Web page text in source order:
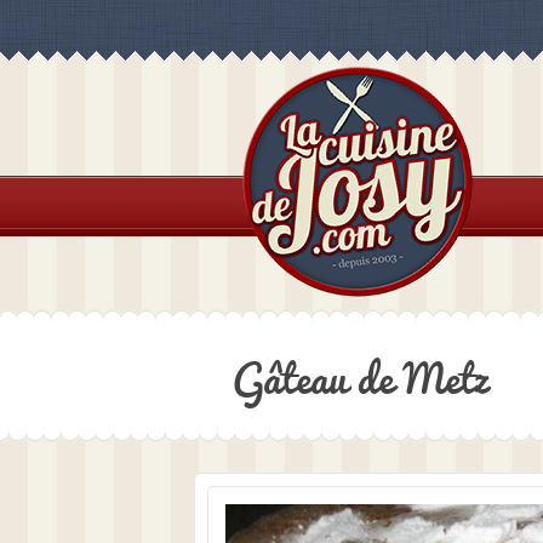
Gâteau de Metz